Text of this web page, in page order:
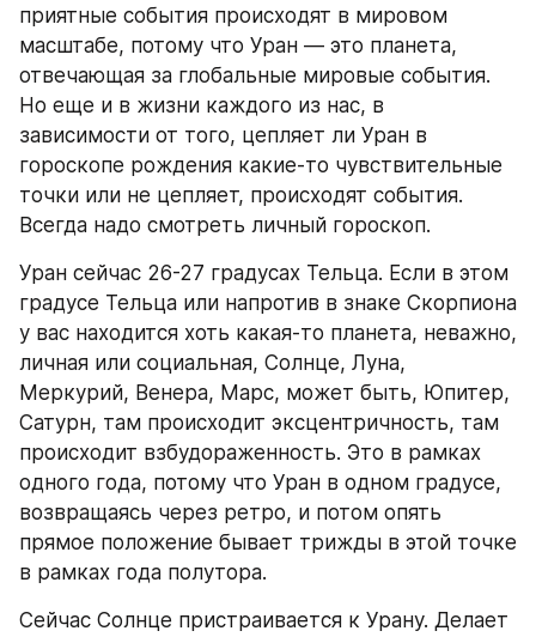
приятные события происходят в мировом
масштабе, потому что Уран — это планета,
отвечающая за глобальные мировые события.
Но еще и в жизни каждого из нас, в
зависимости от того, цепляет ли Уран в
гороскопе рождения какие-то чувствительные
точки или не цепляет, происходят события.
Всегда надо смотреть личный гороскоп.
Уран сейчас 26-27 градусах Тельца. Если в этом
градусе Тельца или напротив в знаке Скорпиона
у вас находится хоть какая-то планета, неважно,
личная или социальная, Солнце, Луна,
Меркурий, Венера, Марс, может быть, Юпитер,
Сатурн, там происходит эксцентричность, там
происходит взбудораженность. Это в рамках
одного года, потому что Уран в одном градусе,
возвращаясь через ретро, и потом опять
прямое положение бывает трижды в этой точке
в рамках года полутора.
Сейчас Солнце пристраивается к Урану. Делает